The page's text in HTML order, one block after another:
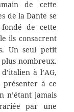
de cette
de la Dante se
de cette
ils consacrent
Un seul petit
nombreux.
à l’AG,
à ce
n’étant jamais
par une